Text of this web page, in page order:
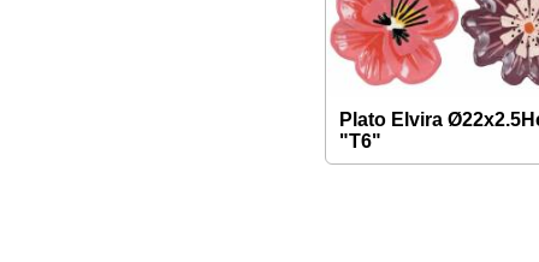
Plato Elvira
"T6"